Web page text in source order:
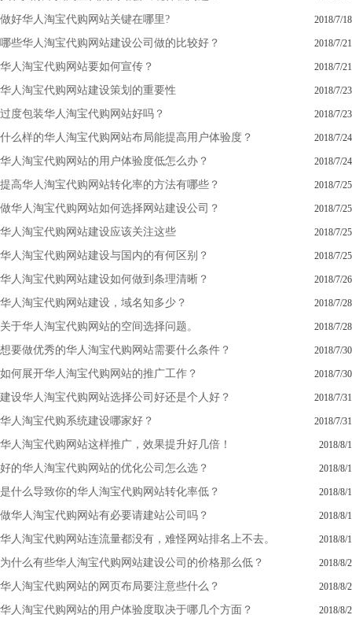
做好华人淘宝代购网站关键在哪里? 2018/7/18
哪些华人淘宝代购网站建设公司做的比较好？ 2018/7/21
华人淘宝代购网站要如何宣传？ 2018/7/21
华人淘宝代购网站建设策划的重要性 2018/7/23
过度包装华人淘宝代购网站好吗？ 2018/7/23
什么样的华人淘宝代购网站布局能提高用户体验度？ 2018/7/24
华人淘宝代购网站的用户体验度低怎么办？ 2018/7/24
提高华人淘宝代购网站转化率的方法有哪些？ 2018/7/25
做华人淘宝代购网站如何选择网站建设公司？ 2018/7/25
华人淘宝代购网站建设应该关注这些 2018/7/25
华人淘宝代购网站建设与国内的有何区别？ 2018/7/25
华人淘宝代购网站建设如何做到条理清晰？ 2018/7/26
华人淘宝代购网站建设，域名知多少？ 2018/7/28
关于华人淘宝代购网站的空间选择问题。 2018/7/28
想要做优秀的华人淘宝代购网站需要什么条件？ 2018/7/30
如何展开华人淘宝代购网站的推广工作？ 2018/7/30
建设华人淘宝代购网站选择公司好还是个人好？ 2018/7/31
华人淘宝代购系统建设哪家好？ 2018/7/31
华人淘宝代购网站这样推广，效果提升好几倍！ 2018/8/1
好的华人淘宝代购网站的优化公司怎么选？ 2018/8/1
是什么导致你的华人淘宝代购网站转化率低？ 2018/8/1
做华人淘宝代购网站有必要请建站公司吗？ 2018/8/1
华人淘宝代购网站连流量都没有，难怪网站排名上不去。 2018/8/1
为什么有些华人淘宝代购网站建设公司的价格那么低？ 2018/8/2
华人淘宝代购网站的网页布局要注意些什么？ 2018/8/2
华人淘宝代购网站的用户体验度取决于哪几个方面？ 2018/8/2